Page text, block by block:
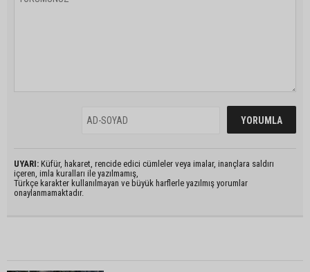
UYARI: Küfür, hakaret, rencide edici cümleler veya imalar, inançlara saldırı
içeren, imla kuralları ile yazılmamış,
Türkçe karakter kullanılmayan ve büyük harflerle yazılmış yorumlar
onaylanmamaktadır.